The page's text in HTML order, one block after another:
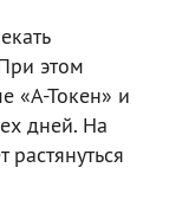
этом
«А-Токен» и
дней. На